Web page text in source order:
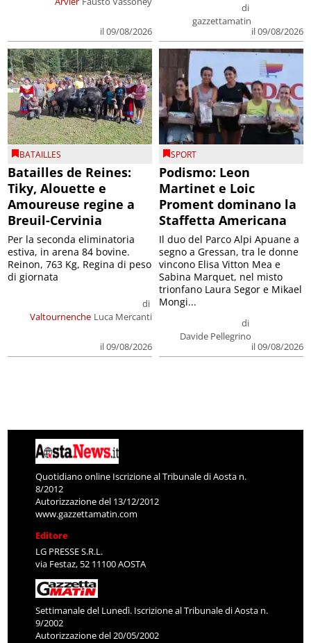
il 09/08/2026
di
gazzettamatin
il 09/08/2026
BATAILLES
Batailles de Reines:
Tiky, Alouette e
Amoureuse regine a
Breuil-Cervinia
Valtournenche
di
Luca Mercanti
il 09/08/2026
Per la seconda eliminatoria
estiva, in arena 84 bovine.
Reinon, 763 Kg, Regina di peso
di giornata
SPORT
Podismo: Leon
Martinet e Loic
Proment dominano la
Staffetta Americana
di
Davide Pellegrino
il 09/08/2026
Il duo del Parco Alpi Apuane a
segno a Gressan, tra le donne
vincono Elisa Vitton Mea e
Sabina Marquet, nel misto
trionfano Laura Segor e Mikael
Mongi...
Quotidiano online Iscrizione al Tribunale di Aosta n.
8/2012
Autorizzazione del 13/12/2012
www.gazzettamatin.com
Editore
LG PRESSE S.R.L.
via Festaz, 52 11100 AOSTA
Settimanale del Lunedì. Iscrizione al Tribunale di Aosta n.
9/2002
Autorizzazione del 20/05/2002